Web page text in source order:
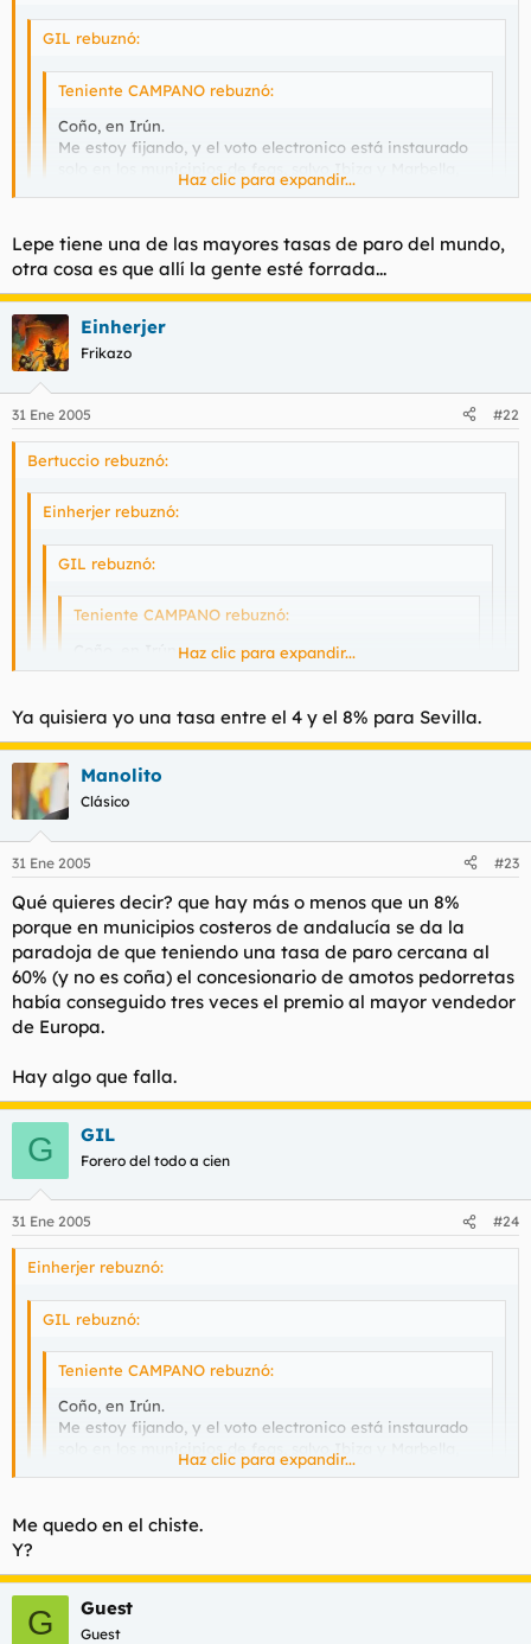
GIL rebuznó:
Teniente CAMPANO rebuznó:
Coño, en Irún.
Me estoy fijando, y el voto electronico está instaurado
Haz clic para expandir...
Y se le olvidan los moros (El Ejido), los bakalas (Santa
Coloma) y los retrasados (Lepe)
No serán tan retrasados cuando es de los pueblos más ricos y
con menos paro de Europa.
O eres tan retrasado que te quedas en el chiste?
Haz clic para expandir...
Lepe tiene una de las mayores tasas de paro del mundo,
otra cosa es que allí la gente esté forrada...
Einherjer
Frikazo
31 Ene 2005 #22
Bertuccio rebuznó:
Einherjer rebuznó:
GIL rebuznó:
Teniente CAMPANO rebuznó:
Coño, en Irún.
Me estoy fijando, y el voto electronico está
Ibiza y Marbella, osea.Haz clic para expandir...
Y se le olvidan los moros (El Ejido), los bakalas (Santa
Coloma) y los retrasados (Lepe)
Haz clic para expandir...
No serán tan retrasados cuando es de los pueblos más ricos
y con menos paro de Europa.
O eres tan retrasado que te quedas en el chiste?
Lepe tiene una de las mayores tasas de paro del mundo, otra
cosa es que allí la gente esté forrada...
Haz clic para expandir...
Ya quisiera yo una tasa entre el 4 y el 8% para Sevilla.
Manolito
Clásico
31 Ene 2005 #23
Qué quieres decir? que hay más o menos que un 8%
porque en municipios costeros de andalucía se da la
paradoja de que teniendo una tasa de paro cercana al
60% (y no es coña) el concesionario de amotos pedorretas
había conseguido tres veces el premio al mayor vendedor
de Europa.
Hay algo que falla.
G GIL
Forero del todo a cien
31 Ene 2005 #24
Einherjer rebuznó:
GIL rebuznó:
Teniente CAMPANO rebuznó:
Coño, en Irún.
Me estoy fijando, y el voto electronico está instaurado
Haz clic para expandir...
Y se le olvidan los moros (El Ejido), los bakalas (Santa
O eres tan retrasado que te quedas en el chiste?
Haz clic para expandir...
Me quedo en el chiste.
Y?
G Guest
Guest